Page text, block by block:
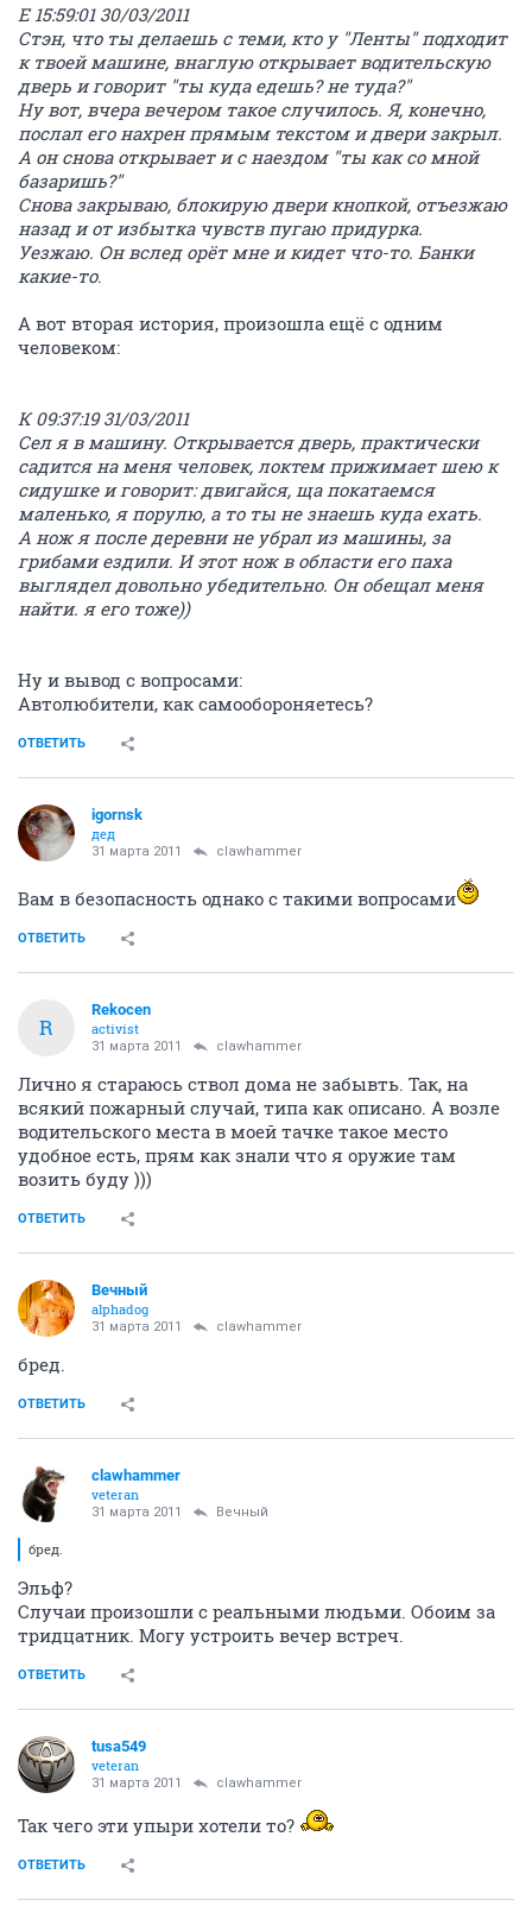
Е 15:59:01 30/03/2011
Стэн, что ты делаешь с теми, кто у "Ленты" подходит
к твоей машине, внаглую открывает водительскую
дверь и говорит "ты куда едешь? не туда?"
Ну вот, вчера вечером такое cлучилось. Я, конечно,
послал его нахрен прямым текстом и двери закрыл.
А он снова открывает и с наездом "ты как со мной
базаришь?"
Снова закрываю, блокирую двери кнопкой, отъезжаю
назад и от избытка чувств пугаю придурка.
Уезжаю. Он вслед орёт мне и кидет что-то. Банки
какие-то.
А вот вторая история, произошла ещё с одним
человеком:
К 09:37:19 31/03/2011
Сел я в машину. Открывается дверь, практически
садится на меня человек, локтем прижимает шею к
сидушке и говорит: двигайся, ща покатаемся
маленько, я порулю, а то ты не знаешь куда ехать.
А нож я после деревни не убрал из машины, за
грибами ездили. И этот нож в области его паха
выглядел довольно убедительно. Он обещал меня
найти. я его тоже))
Ну и вывод с вопросами:
Автолюбители, как самообороняетесь?
ОТВЕТИТЬ
igornsk
дед
31 марта 2011 clawhammer
Вам в безопасность однако с такими вопросами
ОТВЕТИТЬ
R
Rekocen
activist
31 марта 2011 clawhammer
Лично я стараюсь ствол дома не забывть. Так, на
всякий пожарный случай, типа как описано. А возле
водительского места в моей тачке такое место
удобное есть, прям как знали что я оружие там
возить буду )))
ОТВЕТИТЬ
Вечный
alphadog
31 марта 2011 clawhammer
бред.
ОТВЕТИТЬ
clawhammer
veteran
31 марта 2011 Вечный
бред.
Эльф?
Случаи произошли с реальными людьми. Обоим за
тридцатник. Могу устроить вечер встреч.
ОТВЕТИТЬ
tusa549
veteran
31 марта 2011 clawhammer
Так чего эти упыри хотели то?
ОТВЕТИТЬ